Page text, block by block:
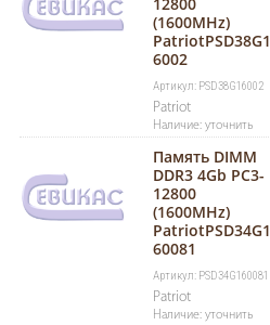
(1600MHz)
PatriotPSD38G1
6002
Артикул: PSD38G16002
Patriot
Наличие: уточнить
Память DIMM
DDR3 4Gb PC3-
12800
(1600MHz)
PatriotPSD34G1
60081
Артикул: PSD34G160081
Patriot
Наличие: уточнить